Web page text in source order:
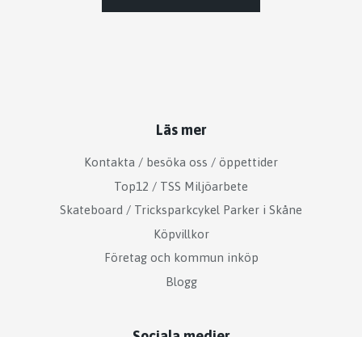
Läs mer
Kontakta / besöka oss / öppettider
Top12 / TSS Miljöarbete
Skateboard / Tricksparkcykel Parker i Skåne
Köpvillkor
Företag och kommun inköp
Blogg